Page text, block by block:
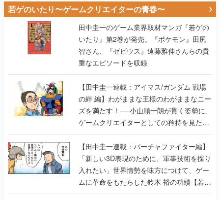
若ゲのいたり〜ゲームクリエイターの青春〜
田中圭一のゲーム業界取材マンガ『若ゲの
いたり』第2巻が発売。『ポケモン』田尻
智さん、『ゼビウス』遠藤雅伸さんらの貴
重なエピソードを収録
【田中圭一連載：アイマス/ガンダム 戦場
の絆 編】わがままな王様のわがままなニー
ズを満たす！──小山順一朗が貫く姿勢に、
ゲームクリエイターとしての矜持を見た
【若ゲのいたり最終回】
【田中圭一連載：バーチャファイター編】
「新しい3D表現のために、軍事技術を採り
入れたい」世界情勢を味方につけて、ゲー
ムに革命をもたらした鈴木 裕の功績【若ゲ
のいたり】